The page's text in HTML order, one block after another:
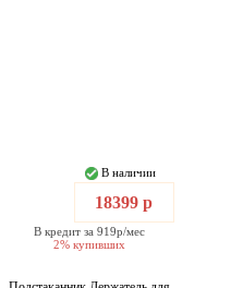
В наличии
18399 р
В кредит за 919р/мес
2% купивших